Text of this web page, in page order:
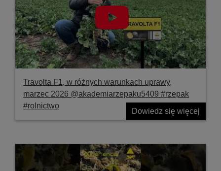
Travolta F1, w różnych warunkach uprawy,
marzec 2026 @akademiarzepaku5409 #rzepak
#rolnictwo
Dowiedz się więcej